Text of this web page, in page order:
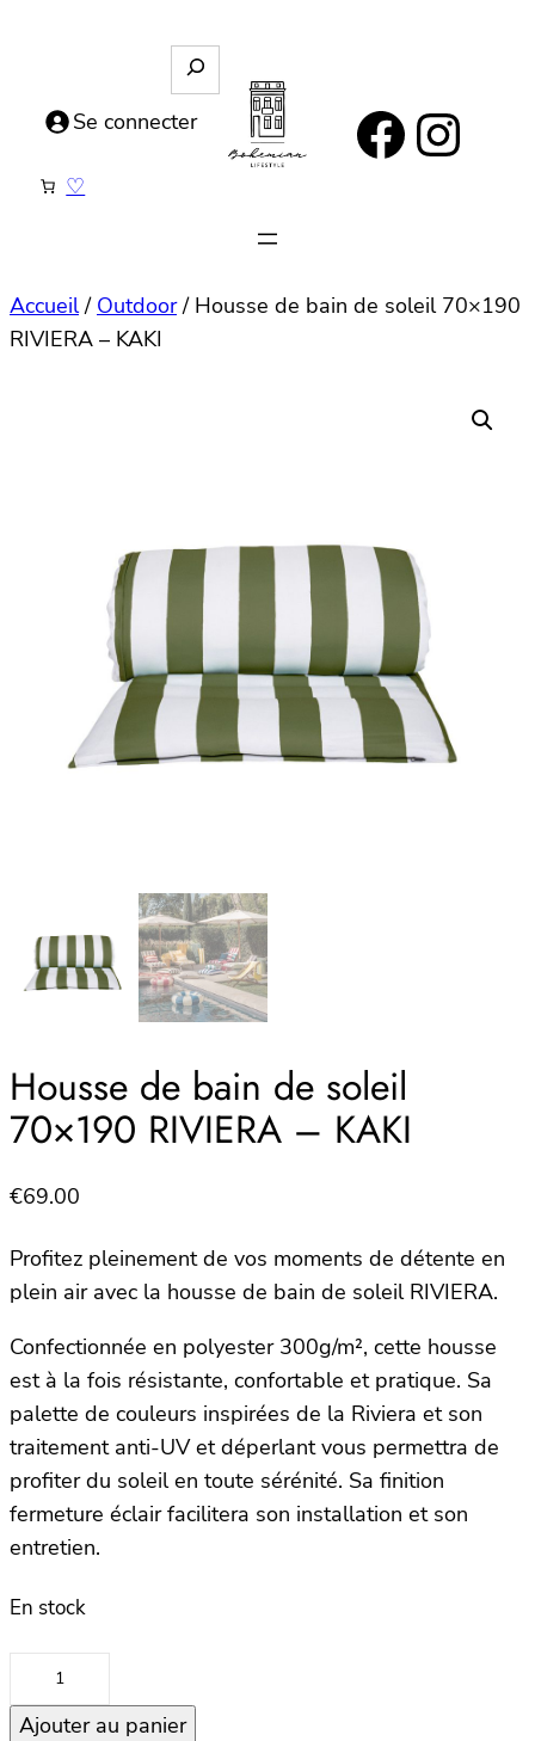
https://www.facebook.com/bohemianlifestyle.be Instagram
e
c
e
Se connecter
♡
Accueil/ Outdoor/ Housse de bain de soleil 70×190
RIVIERA – KAKI
Housse de bain de soleil
70×190 RIVIERA – KAKI
€69.00
Profitez pleinement de vos moments de détente en
plein air avec la housse de bain de soleil RIVIERA.
Confectionnée en polyester 300g/m², cette housse
est à la fois résistante, confortable et pratique. Sa
palette de couleurs inspirées de la Riviera et son
traitement anti-UV et déperlant vous permettra de
profiter du soleil en toute sérénité. Sa finition
fermeture éclair facilitera son installation et son
entretien.
En stock
quantité
Housse
Ajouter au panier